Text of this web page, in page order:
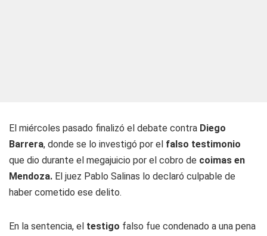
El miércoles pasado finalizó el debate contra Diego
Barrera, donde se lo investigó por el falso testimonio
que dio durante el megajuicio por el cobro de coimas en
Mendoza. El juez Pablo Salinas lo declaró culpable de
haber cometido ese delito.
En la sentencia, el testigo falso fue condenado a una pena